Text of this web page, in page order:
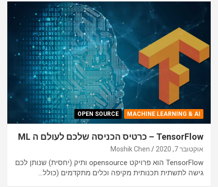
MACHINE LEARNING & AI
OPEN SOURCE
TensorFlow – כרטיס הכניסה שלכם לעולם ה ML
אוקטובר 7, 2020 Moshik Chen
TensorFlow הוא פרויקט opensource ותיק (יחסית) שנותן לכם
גישה לתשתית תכנותית מקיפה וכלים מתקדמים (כולל…